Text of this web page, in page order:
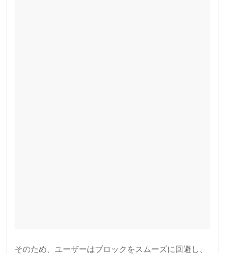
そのため、ユーザーはブロックをスムーズに回避し、